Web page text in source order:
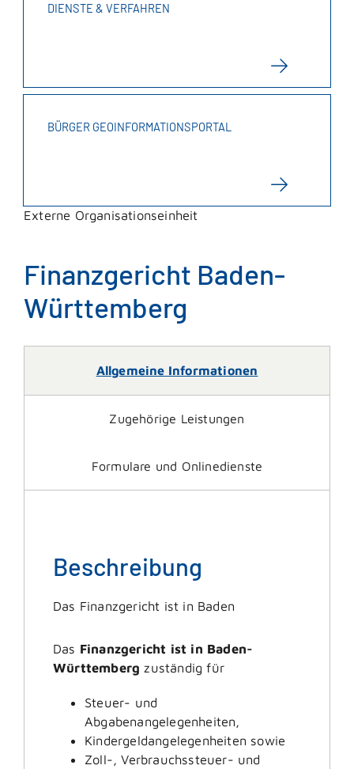
DIENSTE & VERFAHREN
BÜRGER GEOINFORMATIONSPORTAL
Externe Organisationseinheit
Finanzgericht Baden-
Württemberg
Allgemeine Informationen
Zugehörige Leistungen
Formulare und Onlinedienste
Beschreibung
Das Finanzgericht ist in Baden
Das Finanzgericht ist in Baden-
Württembergzuständig für
Steuer- und
Abgabenangelegenheiten,
Kindergeldangelegenheiten sowie
Zoll-, Verbrauchssteuer- und